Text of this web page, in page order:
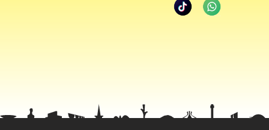
falou à imprensa no Centro de Controle Operacional da